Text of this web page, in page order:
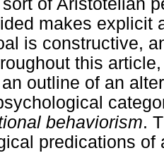
of Aristotelian
makes explicit
is constructive,
this
outline of an
behaviorism.
predications